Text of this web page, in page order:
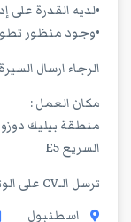
•لديه القدرة على
•وجود منظور
الرجاء ارسال
مكان العمل :
منطقة بيليك
السريع E5
ترسل الـCV على الوتس اب حصراً على الرقم المرفق
اسطنبول